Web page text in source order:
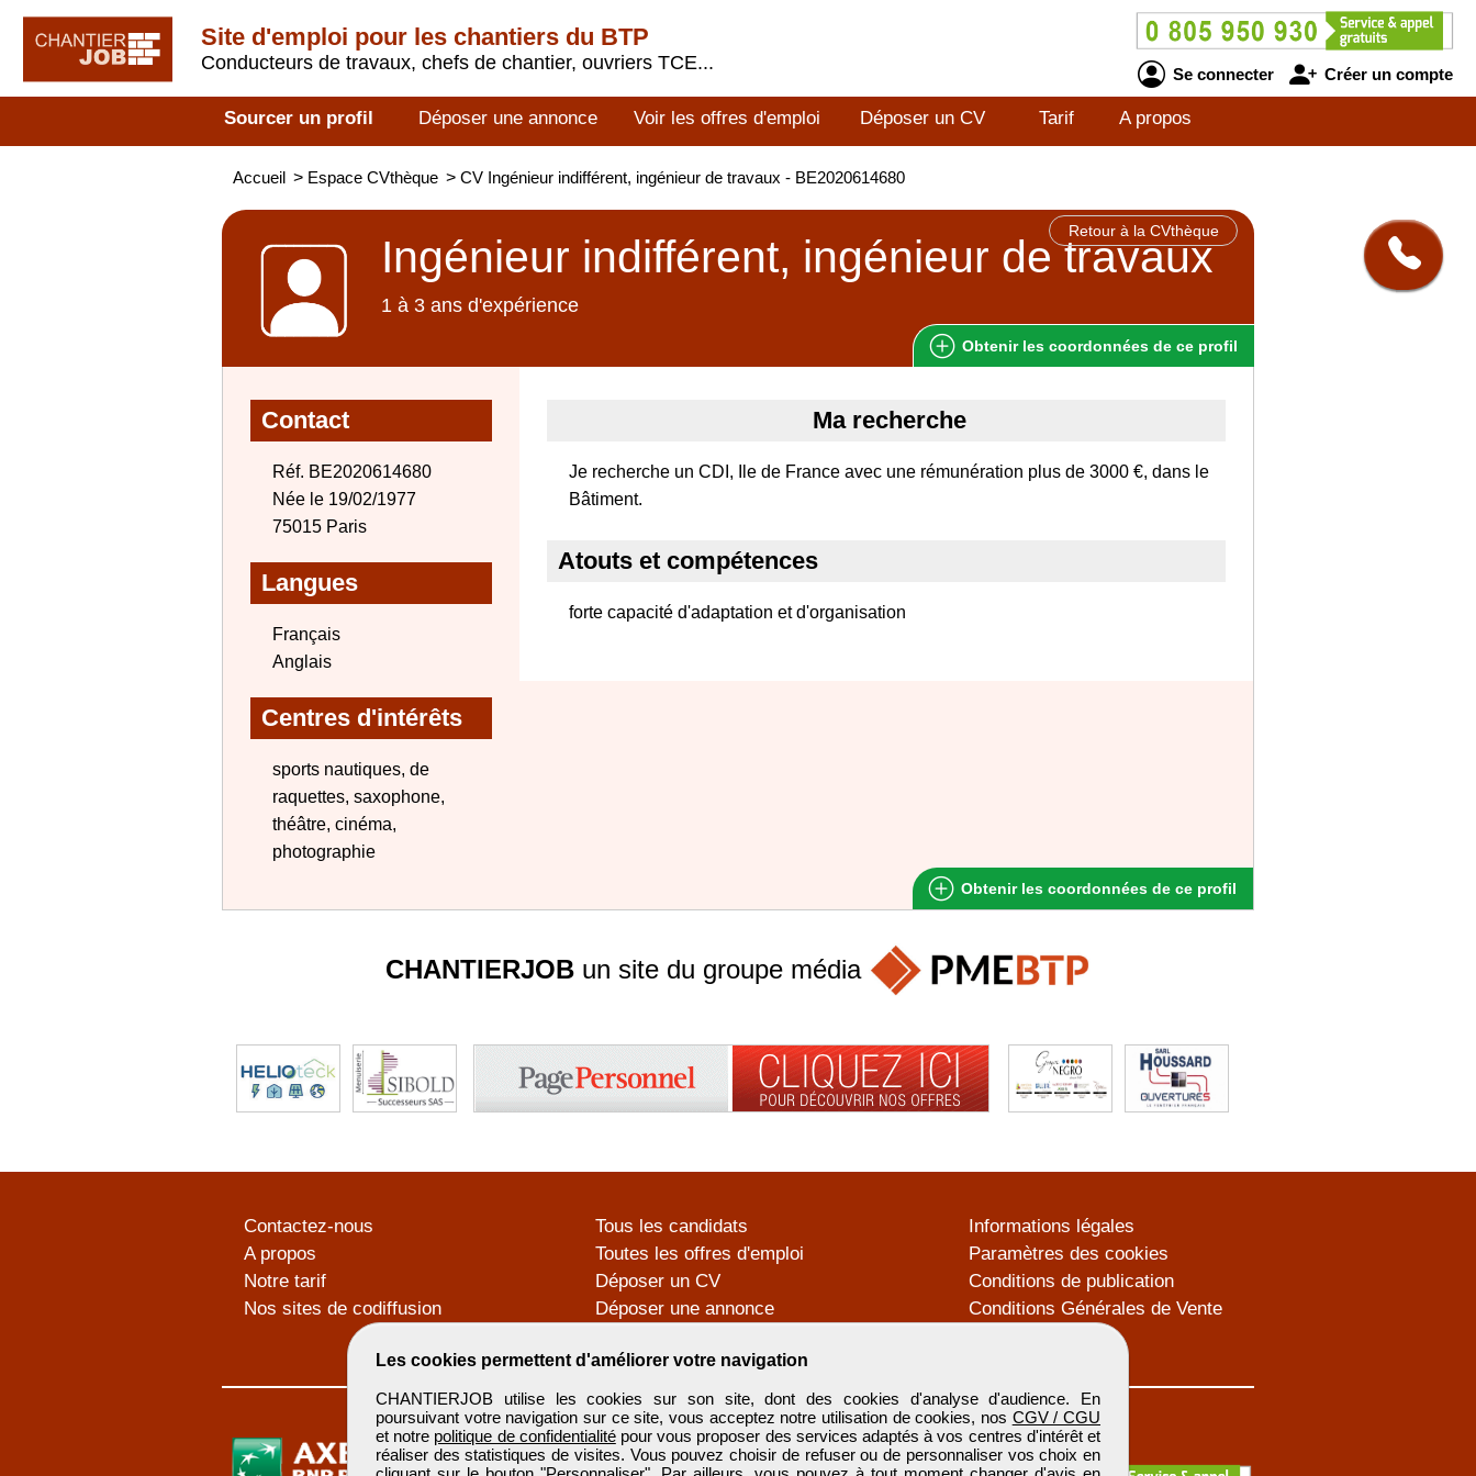
Site d'emploi pour les chantiers du BTP
Conducteurs de travaux, chefs de chantier, ouvriers TCE...
Se connecter Créer un compte
Sourcer un profil Déposer une annonce Voir les offres d'emploi Déposer un CV Tarif A propos
Accueil > Espace CVthèque > CV Ingénieur indifférent, ingénieur de travaux - BE2020614680
Retour à la CVthèque
Ingénieur indifférent, ingénieur de travaux
1 à 3 ans d'expérience
Obtenir les coordonnées de ce profil
Contact
Réf. BE2020614680
Née le 19/02/1977
75015 Paris
Langues
Français
Anglais
Centres d'intérêts
sports nautiques, de
raquettes, saxophone,
théâtre, cinéma,
photographie
Ma recherche
Je recherche un CDI, Ile de France avec une rémunération plus de 3000 €, dans le
Bâtiment.
Atouts et compétences
forte capacité d'adaptation et d'organisation
Obtenir les coordonnées de ce profil
Les cookies permettent d'améliorer votre navigation
CHANTIERJOB utilise les cookies sur son site, dont des cookies d'analyse d'audience. En
poursuivant votre navigation sur ce site, vous acceptez notre utilisation de cookies, nos CGV / CGU
et notre politique de confidentialitépour vous proposer des services adaptés à vos centres d'intérêt et
réaliser des statistiques de visites. Vous pouvez choisir de refuser ou de personnaliser vos choix en
CHANTIERJOBun site du groupe média
Contactez-nous
A propos
Notre tarif
Nos sites de codiffusion
Tous les candidats
Toutes les offres d'emploi
Déposer un CV
Déposer une annonce
Informations légales
Paramètres des cookies
Conditions de publication
Conditions Générales de Vente